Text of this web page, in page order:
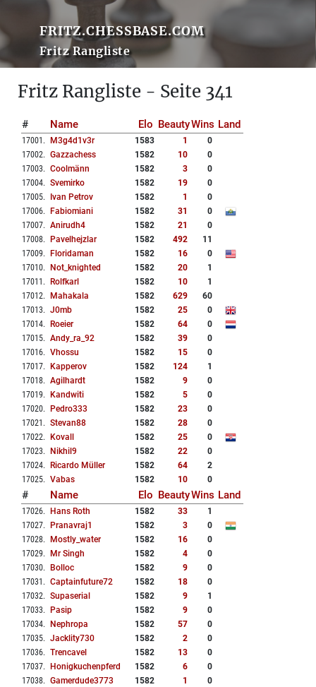
FRITZ.CHESSBASE.COM
Fritz Rangliste
Fritz Rangliste - Seite 341
# Name Elo BeautyWins Land
17001 . M3g4d1v3r 1583 1
0
17002. Gazzachess 1582 10
0
17003. Coolmänn 1582 3
0
17004. Svemirko 1582 19
0
17005. Ivan Petrov 1582 1
0
17006. Fabiomiani 1582 31
0
17007. Anirudh4 1582 21
0
17008. Pavelhejzlar 1582 492
11
17009. Floridaman 1582 16
0
17010. Not_knighted 1582 20
1
17011 . Rolfkarl 1582 10
1
17012. Mahakala 1582 629
60
17013. J0mb 1582 25
0
17014. Roeier 1582 64
0
17015. Andy_ra_92 1582 39
0
17016. Vhossu 1582 15
0
17017. Kapperov 1582 124
1
17018. Agilhardt 1582 9
0
17019. Kandwiti 1582 5
0
17020. Pedro333 1582 23
0
17021 . Stevan88 1582 28
0
17022. Kovall 1582 25
0
17023. Nikhil9 1582 22
0
17024. Ricardo Müller 1582 64
2
17025. Vabas 1582 10 0
# Name Elo BeautyWins Land
17026. Hans Roth 1582 33
1
17027. Pranavraj1 1582 3
0
17028. Mostly_water 1582 16
0
17029. Mr Singh 1582 4
0
17030. Bolloc 1582 9
0
17031 . Captainfuture72 1582 18
0
17032. Supaserial 1582 9
1
17033. Pasip 1582 9
0
17034. Nephropa 1582 57
0
17035. Jacklity730 1582 2
0
17036. Trencavel 1582 13
0
17037. Honigkuchenpferd 1582 6
0
17038. Gamerdude3773 1582 1
0